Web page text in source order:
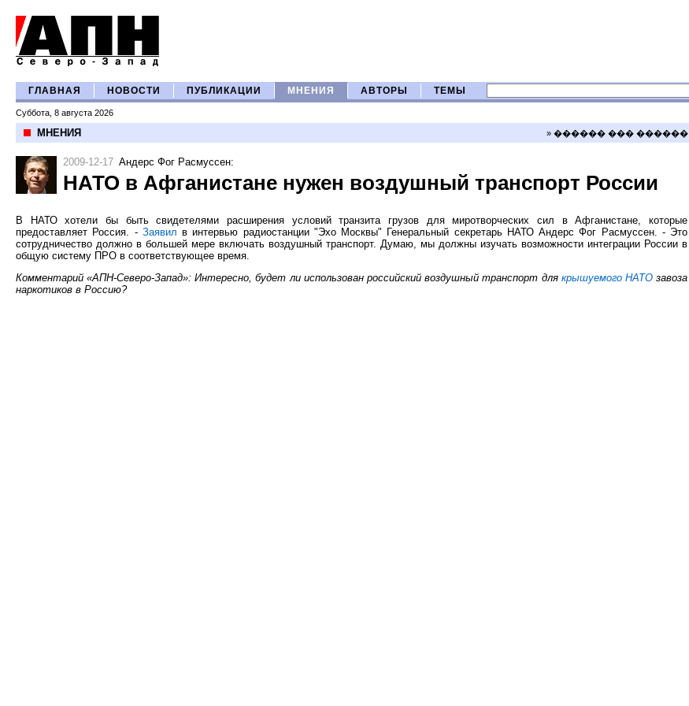
ГЛАВНАЯ НОВОСТИ ПУБЛИКАЦИИ МНЕНИЯ АВТОРЫ ТЕМЫ
Суббота, 8 августа 2026
МНЕНИЯ » ������ ��� ������
2009-12-17 Андерс Фог Расмуссен:
НАТО в Афганистане нужен воздушный транспорт России
В НАТО хотели бы быть свидетелями расширения условий транзита грузов для миротворческих сил в Афганистане, которые
предоставляет Россия. - Заявил в интервью радиостанции "Эхо Москвы" Генеральный секретарь НАТО Андерс Фог Расмуссен. - Это
сотрудничество должно в большей мере включать воздушный транспорт. Думаю, мы должны изучать возможности интеграции России в
общую систему ПРО в соответствующее время.
Комментарий «АПН-Северо-Запад»: Интересно, будет ли использован российский воздушный транспорт для крышуемого НАТОзавоза
наркотиков в Россию?